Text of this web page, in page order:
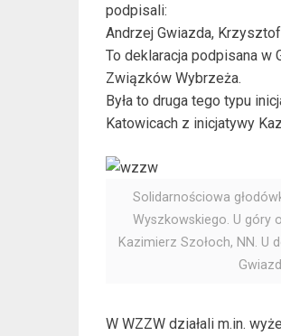
podpisali:
Andrzej Gwiazda,
To deklaracja podpisana w
Związków Wybrzeża.
Była to druga tego typu
Katowicach z inicjatywy
Solidarnościowa
Wyszkowskiego. U góry
Kazimierz Szołoch, NN. U
W WZZW działali m.in.